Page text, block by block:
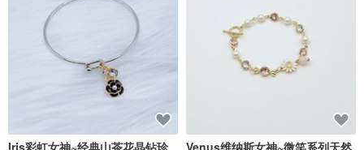
Iris彩虹女神~经典山茶花晶钻珍
Venus维纳斯女神~微笑系列天然